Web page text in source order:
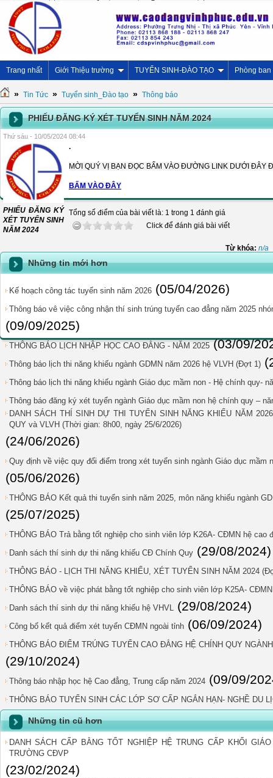
Trang nhất Giới Thiệu trường TUYỂN SINH-ĐÀO TẠO Phòng ban
» Tin Tức » Tuyển sinh_Đào tạo » Thông báo
PHIẾU ĐĂNG KÝ XÉT TUYỂN SINH NĂM 2024
Thứ sáu - 10/05/2024 08:44
PHIẾU ĐĂNG KÝ
XÉT TUYỂN SINH
NĂM 2024
.
MỜI QUÝ VỊ BẠN ĐỌC BẤM VÀO ĐƯỜNG LINK DƯỚI ĐÂY
BẤM VÀO ĐÂY
Tổng số điểm của bài viết là: 1 trong 1 đánh giá
Click để đánh giá bài viết
Từ khóa: n/a
Những tin mới hơn
Kế hoạch công tác tuyển sinh năm 2026 (05/04/2026)
Thông báo vê việc công nhận thí sinh trúng tuyển cao đẳng năm 2025
(09/09/2025)
THÔNG BÁO LỊCH NHẬP HỌC CAO ĐẲNG - NĂM 2025 (03/09/
Thông báo lịch thi năng khiếu ngành GDMN năm 2026 hệ VLVH (Đợt 1)
Thông báo lịch thi năng khiếu ngành Giáo dục mầm non - Hệ chính quy-
Thông báo đăng ký xét tuyển ngành Giáo dục mầm non hệ chính quy –
DANH SÁCH THÍ SINH DỰ THI TUYỂN SINH NĂNG KHIẾU NĂM
QUY và VLVH (Thời gian: 8h00, ngày 25/6/2026)
(24/06/2026)
Quy định về việc quy đổi điểm trong xét tuyển sinh ngành Giáo dục mầm
(05/06/2026)
THÔNG BÁO Kết quả thi tuyển sinh năm 2025, môn năng khiếu ngành
(25/07/2025)
THÔNG BÁO Trả bằng tốt nghiệp cho sinh viên lớp K26A- CĐMN hệ cao
Danh sách thí sinh dự thi năng khiếu CĐ Chính Quy (29/08/2024)
THÔNG BÁO - LỊCH THI NĂNG KHIẾU, XÉT TUYỂN SINH NĂM 2024
THÔNG BÁO về việc phát bằng tốt nghiệp cho sinh viên lớp K25A-
Danh sách thí sinh dự thi năng khiếu hệ VHVL (29/08/2024)
Công bố kết quả điểm xét tuyển CĐMN ngoài tỉnh (06/09/2024)
THÔNG BÁO ĐIỂM TRÚNG TUYỂN CAO ĐẲNG HỆ CHÍNH QUY
(29/10/2024)
Thông báo nhập học hệ Cao đẳng, Trung cấp năm 2024 (09/09/
THÔNG BÁO TUYỂN SINH CÁC LỚP SƠ CẤP NGẮN HẠN- NGHỀ DU
Những tin cũ hơn
DANH SÁCH CẤP BẰNG TỐT NGHIỆP HỆ TRUNG CẤP KHỐI
TRƯỜNG CĐVP
(23/02/2024)